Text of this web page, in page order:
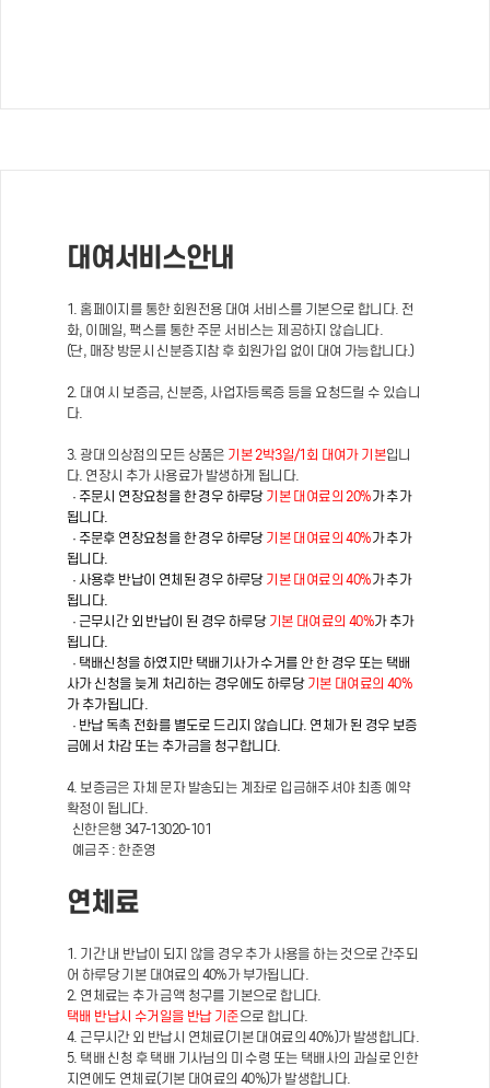
대여서비스안내
1. 홈페이지를 통한 회원전용 대여 서비스를 기본으로 합니다. 전
화, 이메일, 팩스를 통한 주문 서비스는 제공하지 않습니다.
(단, 매장 방문시 신분증지참 후 회원가입 없이 대여 가능합니다.)
2. 대여 시 보증금, 신분증, 사업자등록증 등을 요청드릴 수 있습니
다.
3. 광대 의상점의 모든 상품은 기본 2박3일/1회 대여가 기본입니
다. 연장시 추가 사용료가 발생하게 됩니다.
· 주문시 연장요청을 한 경우 하루당 기본 대여료의 20%가 추가
됩니다.
· 주문후 연장요청을 한 경우 하루당 기본 대여료의 40%가 추가
됩니다.
· 사용후 반납이 연체된 경우 하루당 기본 대여료의 40%가 추가
됩니다.
· 근무시간 외 반납이 된 경우 하루당 기본 대여료의 40%가 추가
됩니다.
· 택배신청을 하였지만 택배기사가 수거를 안 한 경우 또는 택배
사가 신청을 늦게 처리하는 경우에도 하루당 기본 대여료의 40%
가 추가됩니다.
· 반납 독촉 전화를 별도로 드리지 않습니다. 연체가 된 경우 보증
금에서 차감 또는 추가금을 청구합니다.
4. 보증금은 자체 문자 발송되는 계좌로 입금해주셔야 최종 예약
확정이 됩니다.
신한은행 347-13020-101
예금주 : 한준영
연체료
1. 기간 내 반납이 되지 않을 경우 추가 사용을 하는 것으로 간주되
어 하루당 기본 대여료의 40%가 부가됩니다.
2. 연체료는 추가 금액 청구를 기본으로 합니다.
택배 반납시 수거일을 반납 기준으로 합니다.
4. 근무시간 외 반납시 연체료(기본 대여료의 40%)가 발생합니다.
5. 택배 신청 후 택배 기사님의 미 수령 또는 택배사의 과실로 인한
지연에도 연체료(기본 대여료의 40%)가 발생합니다.